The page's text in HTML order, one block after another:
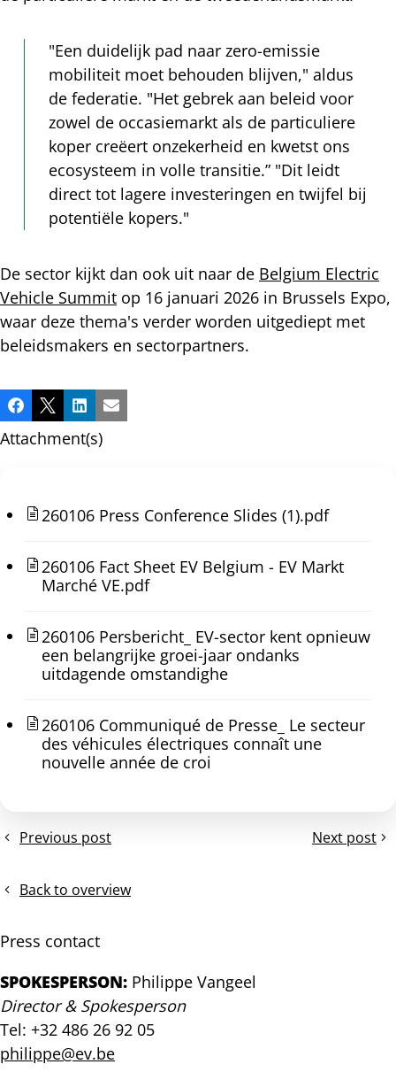
"Een duidelijk pad naar zero-emissie
mobiliteit moet behouden blijven," aldus
de federatie. "Het gebrek aan beleid voor
zowel de occasiemarkt als de particuliere
koper creëert onzekerheid en kwetst ons
ecosysteem in volle transitie.” "Dit leidt
direct tot lagere investeringen en twijfel bij
potentiële kopers."
De sector kijkt dan ook uit naar de Belgium Electric
Vehicle Summit op 16 januari 2026 in Brussels Expo,
waar deze thema's verder worden uitgediept met
beleidsmakers en sectorpartners.
Share
this
post!
Facebook
X LinkedInEmail
Attachment(s)
260106 Press Conference Slides (1).pdf
260106 Fact Sheet EV Belgium - EV Markt
Marché VE.pdf
260106 Persbericht_ EV-sector kent opnieuw
een belangrijke groei-jaar ondanks
uitdagende omstandighe
260106 Communiqué de Presse_ Le secteur
des véhicules électriques connaît une
nouvelle année de croi
Previous post
Persbericht:
mag
twijfelen
2035
Next post
Persbericht
Back to overview
Press contact
SPOKESPERSON: Philippe Vangeel
Director & Spokesperson
Tel: +32 486 26 92 05
philippe@ev.be